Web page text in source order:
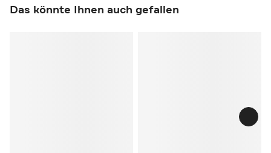
Das könnte Ihnen auch gefallen